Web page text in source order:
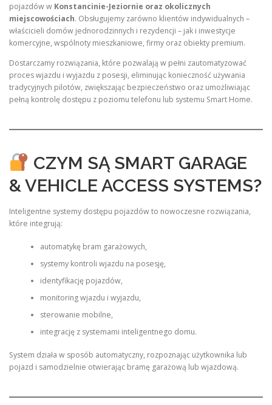
pojazdów w Konstancinie-Jeziornie oraz okolicznych
miejscowościach. Obsługujemy zarówno klientów indywidualnych –
właścicieli domów jednorodzinnych i rezydencji – jak i inwestycje
komercyjne, wspólnoty mieszkaniowe, firmy oraz obiekty premium.
Dostarczamy rozwiązania, które pozwalają w pełni zautomatyzować
proces wjazdu i wyjazdu z posesji, eliminując konieczność używania
tradycyjnych pilotów, zwiększając bezpieczeństwo oraz umożliwiając
pełną kontrolę dostępu z poziomu telefonu lub systemu Smart Home.
CZYM SĄ SMART GARAGE
& VEHICLE ACCESS SYSTEMS?
Inteligentne systemy dostępu pojazdów to nowoczesne rozwiązania,
które integrują:
automatykę bram garażowych,
systemy kontroli wjazdu na posesję,
identyfikację pojazdów,
monitoring wjazdu i wyjazdu,
sterowanie mobilne,
integrację z systemami inteligentnego domu.
System działa w sposób automatyczny, rozpoznając użytkownika lub
pojazd i samodzielnie otwierając bramę garażową lub wjazdową.